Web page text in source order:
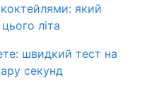
який
літа
швидкий тест на
секунд